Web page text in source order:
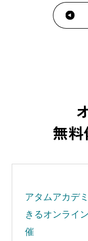
無料
アタムアカデ
きるオンライ
催